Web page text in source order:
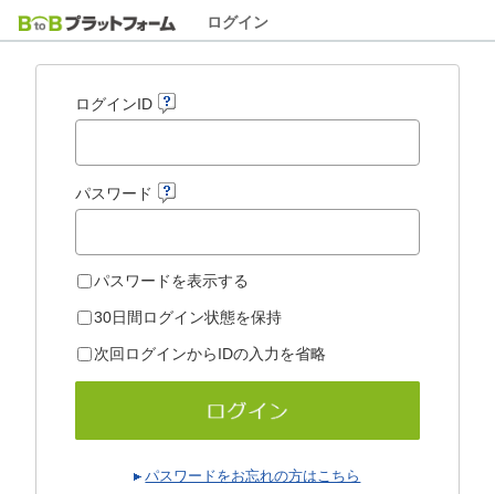
ログイン
ログインID
パスワード
パスワードを表示する
30日間ログイン状態を保持
次回ログインからIDの入力を省略
パスワードをお忘れの方はこちら